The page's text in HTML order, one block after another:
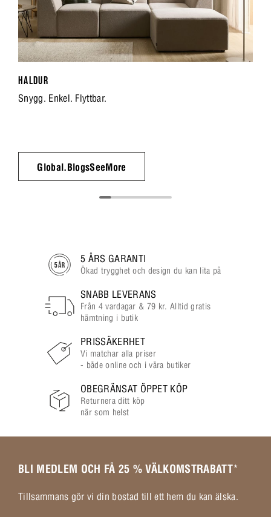
HALDUR
Snygg. Enkel. Flyttbar.
Global.BlogsSeeMore
5 ÅRS GARANTI
Ökad trygghet och design du kan lita på
SNABB LEVERANS
Från 4 vardagar & 79 kr. Alltid gratis
hämtning i butik
PRISSÄKERHET
Vi matchar alla priser
- både online och i våra butiker
OBEGRÄNSAT ÖPPET KÖP
Returnera ditt köp
när som helst
BLI MEDLEM OCH FÅ 25 % VÄLKOMSTRABATT*
Tillsammans gör vi din bostad till ett hem du kan älska.